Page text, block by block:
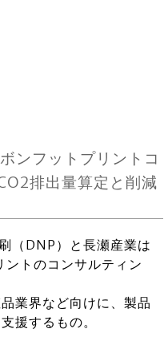
ンフットプリントコ
排出量算定と削減
（DNP）と長瀬産業は
トのコンサルティン
業界など向けに、製品
援するもの。